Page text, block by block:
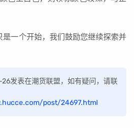
一个开始，我们鼓励您继续探索并
发表在潮货联盟，如有疑问，请联
post/24697.html